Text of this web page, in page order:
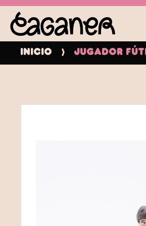
Inicio Jugador